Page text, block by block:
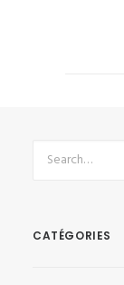
CATÉGORIES